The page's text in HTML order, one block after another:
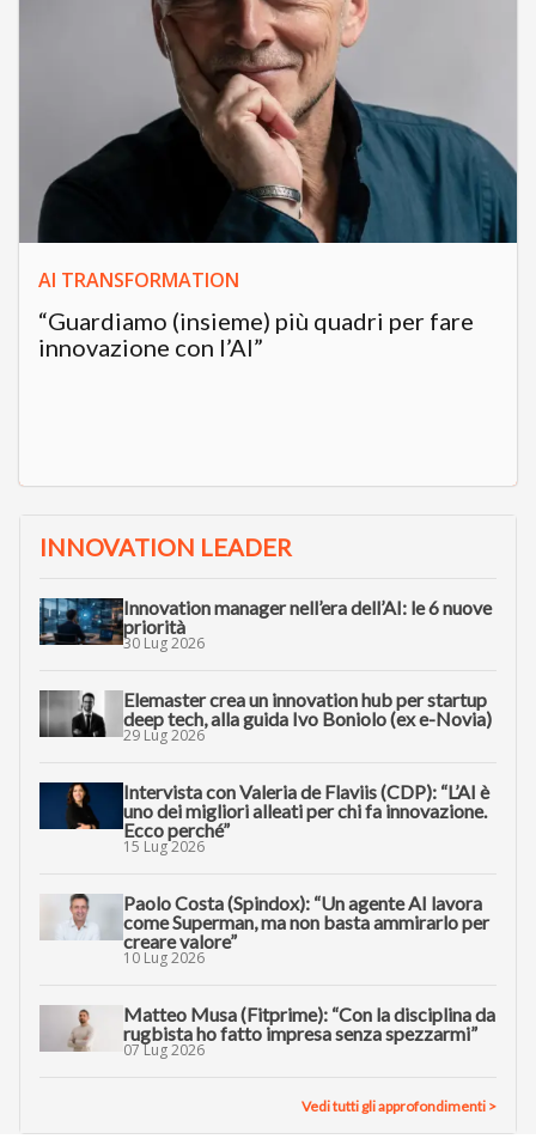
AI TRANSFORMATION
“Guardiamo (insieme) più quadri per fare
innovazione con l’AI”
INNOVATION LEADER
Innovation manager nell’era dell’AI: le 6 nuove
priorità
30 Lug 2026
Elemaster crea un innovation hub per startup
deep tech, alla guida Ivo Boniolo (ex e-Novia)
29 Lug 2026
Intervista con Valeria de Flaviis (CDP): “L’AI è
uno dei migliori alleati per chi fa innovazione.
Ecco perché”
15 Lug 2026
Paolo Costa (Spindox): “Un agente AI lavora
come Superman, ma non basta ammirarlo per
creare valore”
10 Lug 2026
Matteo Musa (Fitprime): “Con la disciplina da
rugbista ho fatto impresa senza spezzarmi”
07 Lug 2026
Vedi tutti gli approfondimenti >